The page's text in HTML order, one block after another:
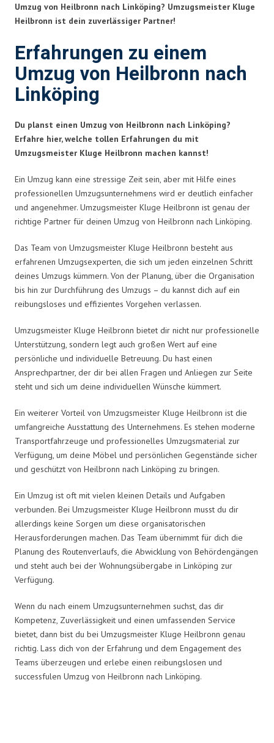
Umzug von Heilbronn nach Linköping? Umzugsmeister Kluge
Heilbronn ist dein zuverlässiger Partner!
Erfahrungen zu einem
Umzug von Heilbronn nach
Linköping
Du planst einen Umzug von Heilbronn nach Linköping?
Erfahre hier, welche tollen Erfahrungen du mit
Umzugsmeister Kluge Heilbronn machen kannst!
Ein Umzug kann eine stressige Zeit sein, aber mit Hilfe eines
professionellen Umzugsunternehmens wird er deutlich einfacher
und angenehmer. Umzugsmeister Kluge Heilbronn ist genau der
richtige Partner für deinen Umzug von Heilbronn nach Linköping.
Das Team von Umzugsmeister Kluge Heilbronn besteht aus
erfahrenen Umzugsexperten, die sich um jeden einzelnen Schritt
deines Umzugs kümmern. Von der Planung, über die Organisation
bis hin zur Durchführung des Umzugs – du kannst dich auf ein
reibungsloses und effizientes Vorgehen verlassen.
Umzugsmeister Kluge Heilbronn bietet dir nicht nur professionelle
Unterstützung, sondern legt auch großen Wert auf eine
persönliche und individuelle Betreuung. Du hast einen
Ansprechpartner, der dir bei allen Fragen und Anliegen zur Seite
steht und sich um deine individuellen Wünsche kümmert.
Ein weiterer Vorteil von Umzugsmeister Kluge Heilbronn ist die
umfangreiche Ausstattung des Unternehmens. Es stehen moderne
Transportfahrzeuge und professionelles Umzugsmaterial zur
Verfügung, um deine Möbel und persönlichen Gegenstände sicher
und geschützt von Heilbronn nach Linköping zu bringen.
Ein Umzug ist oft mit vielen kleinen Details und Aufgaben
verbunden. Bei Umzugsmeister Kluge Heilbronn musst du dir
allerdings keine Sorgen um diese organisatorischen
Herausforderungen machen. Das Team übernimmt für dich die
Planung des Routenverlaufs, die Abwicklung von Behördengängen
und steht auch bei der Wohnungsübergabe in Linköping zur
Verfügung.
Wenn du nach einem Umzugsunternehmen suchst, das dir
Kompetenz, Zuverlässigkeit und einen umfassenden Service
bietet, dann bist du bei Umzugsmeister Kluge Heilbronn genau
richtig. Lass dich von der Erfahrung und dem Engagement des
Teams überzeugen und erlebe einen reibungslosen und
successfulen Umzug von Heilbronn nach Linköping.